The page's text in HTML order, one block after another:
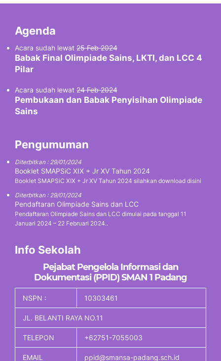
Agenda
Acara sudah lewat 25 Feb 2024
Babak Final Olimpiade Sains, LKTI, dan LCC 4
Pilar
Acara sudah lewat 24 Feb 2024
Pembukaan dan Babak Penyisihan Olimpiade
Sains
Pengumuman
Diterbitkan : 29/01/2024
Booklet SMAPSiC XIX + Jr XV Tahun 2024
Booklet SMAPSiC XIX + Jr XV Tahun 2024 silahkan download disini
Diterbitkan : 29/01/2024
Pendaftaran Olimpiade Sains dan LCC
Pendaftaran Olimpiade Sains dan LCC dimulai pada tanggal 11
Januari 2024 – 22 Februari 2024..
Info Sekolah
Pejabat Pengelola Informasi dan
Dokumentasi (PPID) SMAN 1 Padang
NSPN : 10303461
JL. BELANTI RAYA NO.11
TELEPON +62751-7055003
EMAIL ppid@smansa-padang.sch.id